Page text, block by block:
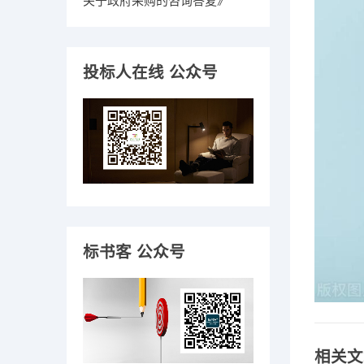
相关
投标人在线 公众号
标书客 公众号